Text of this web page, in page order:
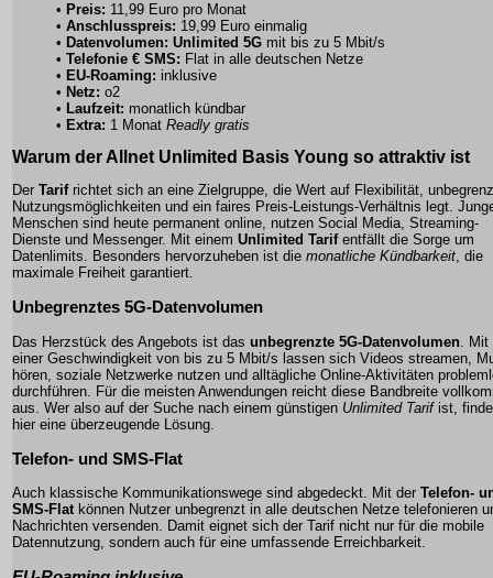
• Preis: 11,99 Euro pro Monat
• Anschlusspreis: 19,99 Euro einmalig
• Datenvolumen: Unlimited 5G mit bis zu 5 Mbit/s
• Telefonie € SMS: Flat in alle deutschen Netze
• EU-Roaming: inklusive
• Netz: o2
• Laufzeit: monatlich kündbar
• Extra: 1 Monat Readly gratis
Warum der Allnet Unlimited Basis Young so attraktiv ist
Der Tarifrichtet sich an eine Zielgruppe, die Wert auf Flexibilität,
Nutzungsmöglichkeiten und ein faires Preis-Leistungs-Verhältnis legt.
Menschen sind heute permanent online, nutzen Social Media, Streaming-
Dienste und Messenger. Mit einem Unlimited Tarifentfällt die Sorge um
Datenlimits. Besonders hervorzuheben ist die monatliche Kündbarkeit, die
maximale Freiheit garantiert.
Unbegrenztes 5G-Datenvolumen
Das Herzstück des Angebots ist das unbegrenzte 5G-Datenvolumen . Mit
einer Geschwindigkeit von bis zu 5 Mbit/s lassen sich Videos streamen,
hören, soziale Netzwerke nutzen und alltägliche Online-Aktivitäten
durchführen. Für die meisten Anwendungen reicht diese Bandbreite
aus. Wer also auf der Suche nach einem günstigen Unlimited Tarifist,
hier eine überzeugende Lösung.
Telefon- und SMS-Flat
Auch klassische Kommunikationswege sind abgedeckt. Mit der Telefon-
SMS-Flatkönnen Nutzer unbegrenzt in alle deutschen Netze telefonieren
Nachrichten versenden. Damit eignet sich der Tarif nicht nur für die mobile
Datennutzung, sondern auch für eine umfassende Erreichbarkeit.